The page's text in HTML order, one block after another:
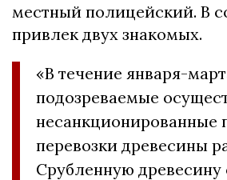
местный полицейский. В
привлек двух знакомых.
«В течение января-
подозреваемые
несанкционированные
перевозки древесины
Срубленную древесину